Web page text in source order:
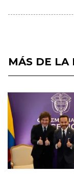
MÁS DE LA